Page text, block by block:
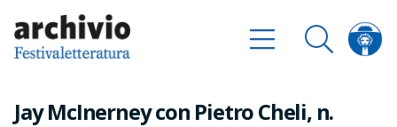
Jay McInerney con Pietro Cheli, n.